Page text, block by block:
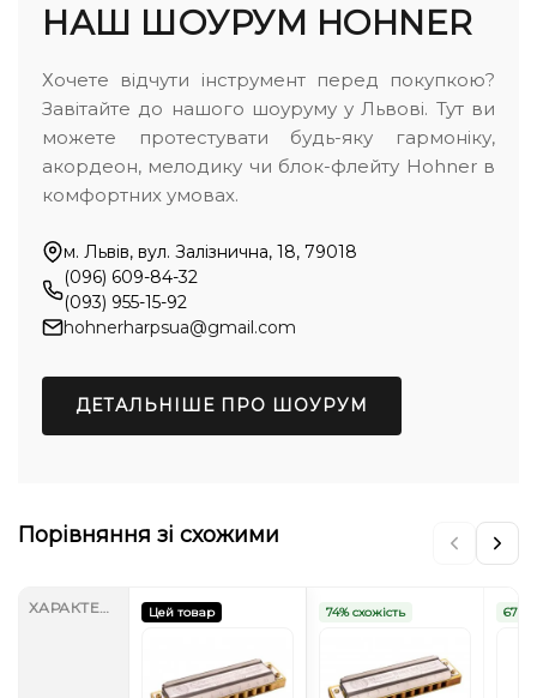
НАШ ШОУРУМ HOHNER
Хочете відчути інструмент перед покупкою?
Завітайте до нашого шоуруму у Львові. Тут ви
можете протестувати будь-яку гармоніку,
акордеон, мелодику чи блок-флейту Hohner в
комфортних умовах.
м. Львів, вул. Залізнична, 18, 79018
(096) 609-84-32
(093) 955-15-92
hohnerharpsua@gmail.com
ДЕТАЛЬНІШЕ ПРО ШОУРУМ
Порівняння зі схожими
Цей товар 74% схожість 67%